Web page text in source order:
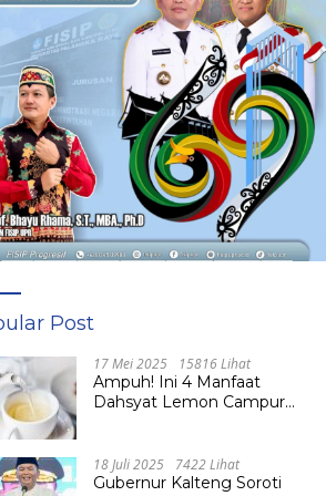
Post
17 Mei 2025 15816 Lihat
Ampuh! Ini 4 Manfaat
Dahsyat Lemon Campur
18 Juli 2025 7422 Lihat
Gubernur Kalteng Soroti